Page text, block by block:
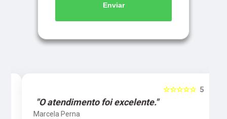
Enviar
5
☆☆☆☆☆
"O atendimento foi excelente."
Marcela Perna